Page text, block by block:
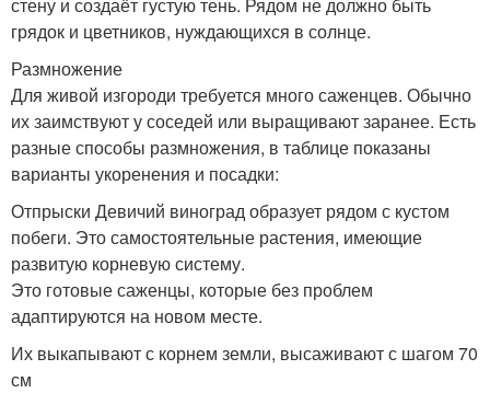
грядок и цветников, нуждающихся в солнце.
Размножение
Для живой изгороди требуется много саженцев. Обычно
их заимствуют у соседей или выращивают заранее. Есть
разные способы размножения, в таблице показаны
варианты укоренения и посадки:
Отпрыски Девичий виноград образует рядом с кустом
побеги. Это самостоятельные растения, имеющие
развитую корневую систему.
Это готовые саженцы, которые без проблем
адаптируются на новом месте.
Их выкапывают с корнем земли, высаживают с шагом 70
см